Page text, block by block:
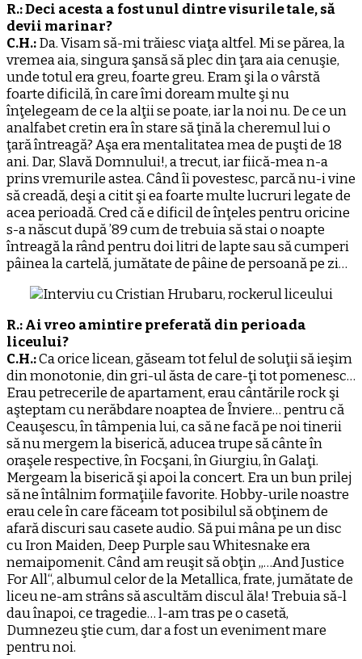
R.: Deci acesta a fost unul dintre visurile tale, să
devii marinar?
C.H.:Da. Visam să-mi trăiesc viaţa altfel. Mi se părea, la
vremea aia, singura şansă să plec din ţara aia cenuşie,
unde totul era greu, foarte greu. Eram şi la o vârstă
foarte dificilă, în care îmi doream multe şi nu
înţelegeam de ce la alţii se poate, iar la noi nu. De ce un
analfabet cretin era în stare să ţină la cheremul lui o
ţară întreagă? Aşa era mentalitatea mea de puşti de 18
ani. Dar, Slavă Domnului!, a trecut, iar fiică-mea n-a
prins vremurile astea. Când îi povestesc, parcă nu-i vine
să creadă, deşi a citit şi ea foarte multe lucruri legate de
acea perioadă. Cred că e dificil de înţeles pentru oricine
s-a născut după ’89 cum de trebuia să stai o noapte
întreagă la rând pentru doi litri de lapte sau să cumperi
pâinea la cartelă, jumătate de pâine de persoană pe zi…
R.: Ai vreo amintire preferată din perioada
liceului?
C.H.:Ca orice licean, găseam tot felul de soluţii să ieşim
din monotonie, din gri-ul ăsta de care-ţi tot pomenesc…
Erau petrecerile de apartament, erau cântările rock şi
aşteptam cu nerăbdare noaptea de Înviere… pentru că
Ceauşescu, în tâmpenia lui, ca să ne facă pe noi tinerii
să nu mergem la biserică, aducea trupe să cânte în
oraşele respective, în Focşani, în Giurgiu, în Galaţi.
Mergeam la biserică şi apoi la concert. Era un bun prilej
să ne întâlnim formaţiile favorite. Hobby-urile noastre
erau cele în care făceam tot posibilul să obţinem de
afară discuri sau casete audio. Să pui mâna pe un disc
cu Iron Maiden, Deep Purple sau Whitesnake era
nemaipomenit. Când am reuşit să obţin „…And Justice
For All“, albumul celor de la Metallica, frate, jumătate de
liceu ne-am strâns să ascultăm discul ăla! Trebuia să-l
dau înapoi, ce tragedie… l-am tras pe o casetă,
Dumnezeu ştie cum, dar a fost un eveniment mare
pentru noi.